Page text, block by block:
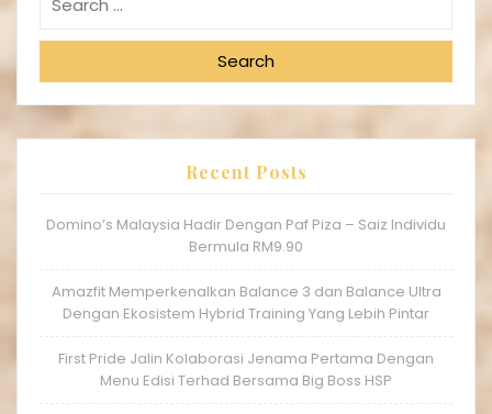
Search
Recent Posts
Domino’s Malaysia Hadir Dengan Paf Piza – Saiz Individu
Bermula RM9.90
Amazfit Memperkenalkan Balance 3 dan Balance Ultra
Dengan Ekosistem Hybrid Training Yang Lebih Pintar
First Pride Jalin Kolaborasi Jenama Pertama Dengan
Menu Edisi Terhad Bersama Big Boss HSP